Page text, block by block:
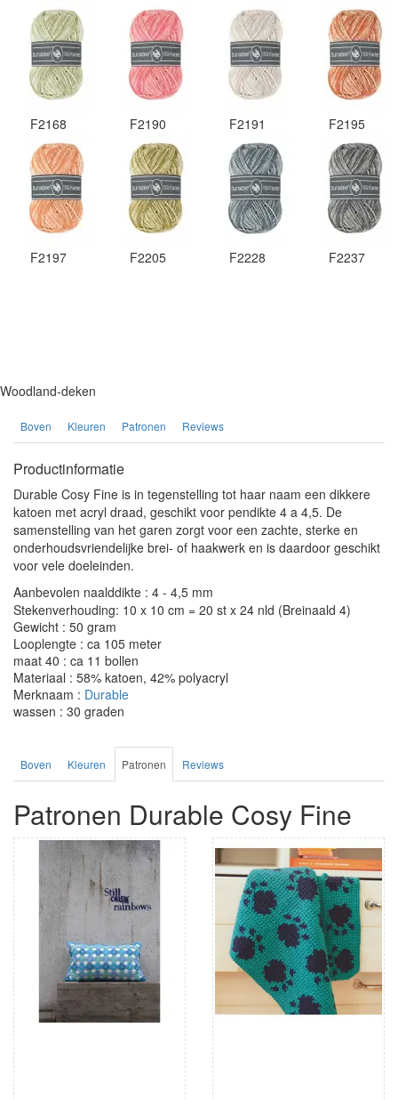
F2168 F2190 F2191 F2195
F2197 F2205 F2228 F2237
Woodland-deken
Boven Kleuren Patronen Reviews
Productinformatie
Durable Cosy Fine is in tegenstelling tot haar naam een dikkere
katoen met acryl draad, geschikt voor pendikte 4 a 4,5. De
samenstelling van het garen zorgt voor een zachte, sterke en
onderhoudsvriendelijke brei- of haakwerk en is daardoor geschikt
voor vele doeleinden.
Aanbevolen naalddikte : 4 - 4,5 mm
Stekenverhouding: 10 x 10 cm = 20 st x 24 nld (Breinaald 4)
Gewicht : 50 gram
Looplengte : ca 105 meter
maat 40 : ca 11 bollen
Materiaal : 58% katoen, 42% polyacryl
Merknaam : Durable
wassen : 30 graden
Boven Kleuren Patronen Reviews
Patronen Durable Cosy Fine